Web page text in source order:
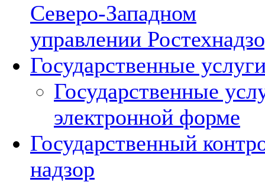
Северо-Западном
управлении
Государственные
Государственные
электронной форме
Государственный
надзор